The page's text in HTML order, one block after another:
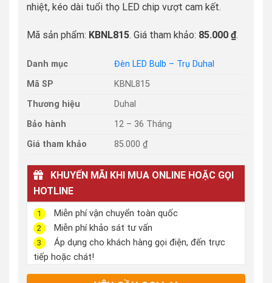
nhiệt, kéo dài tuổi thọ LED chip vượt cam kết.
Mã sản phẩm: KBNL815. Giá tham khảo: 85.000 ₫.
Danh mục
Đèn LED Bulb – Trụ Duhal
Mã SP
KBNL815
Thương hiệu
Duhal
Bảo hành
12 – 36 Tháng
Giá tham khảo
85.000 ₫
KHUYẾN MÃI KHI MUA ONLINE HOẶC GỌI
HOTLINE
1 Miễn phí vận chuyển toàn quốc
2 Miễn phí khảo sát tư vấn
3
Áp dụng cho khách hàng gọi điện, đến trực
tiếp hoặc chát!